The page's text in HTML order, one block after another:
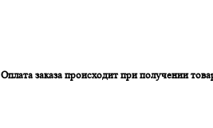
Оплата заказа происходит при получении